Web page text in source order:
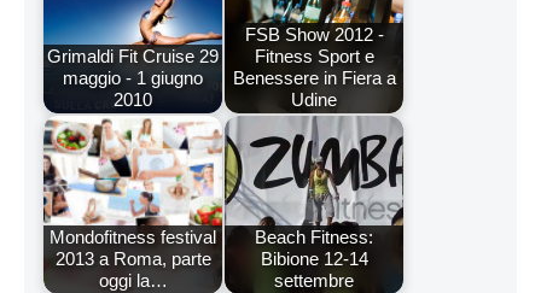
Grimaldi Fit Cruise 29
maggio - 1 giugno
2010
FSB Show 2012 -
Fitness Sport e
Benessere in Fiera a
Udine
Mondofitness festival
2013 a Roma, parte
oggi la…
Beach Fitness:
Bibione 12-14
settembre